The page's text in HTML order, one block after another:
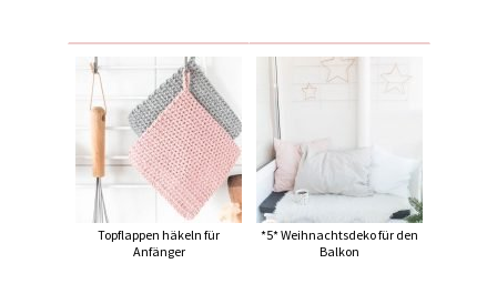
Topflappen häkeln für
Anfänger
*5* Weihnachtsdeko für den
Balkon